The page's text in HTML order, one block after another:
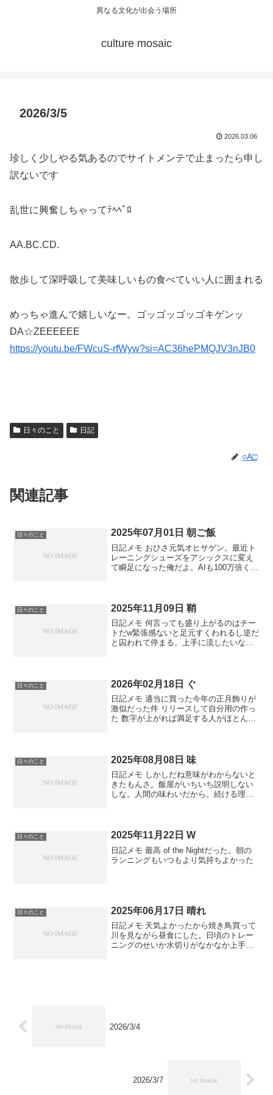
異なる文化が出会う場所
culture mosaic
2026/3/5
2026.03.06
珍しく少しやる気あるのでサイトメンテで止まったら申し
訳ないです
乱世に興奮しちゃってﾃﾍﾍﾟﾛ
AA.BC.CD.
散歩して深呼吸して美味しいもの食べていい人に囲まれる
めっちゃ進んで嬉しいなー。ゴッゴッゴッゴキゲンッ
DA☆ZEEEEEE
https://youtu.be/FWcuS-rfWyw?si=AC36hePMQJV3nJB0
日々のこと 日記
○A□
関連記事
日々のこと 2025年07月01日 朝ご飯
日記メモ おひさ元気オヒサゲン。最近ト
レーニングシューズをアシックスに変え
て瞬足になった俺だよ。AIも100万倍くら
超えてる...
日々のこと 2025年11月09日 鞘
日記メモ 何言っても盛り上がるのはチー
トだw緊張感ないと足元すくわれるし逆だ
と囚われて停まる。上手に流したいな。
るのに新しい機能追加...
日々のこと 2026年02月18日 ぐ
日記メモ 適当に買った今年の正月飾りが
激似だった件 リリースして自分用の作っ
た 数字が上がれば満足する人がほとんど
術力が足りない...
日々のこと 2025年08月08日 味
日記メモ しかしだね意味がわからないと
きたもんさ。飯屋がいちいち説明しない
しな。人間の味わいだから。続ける理
て忙しい。墓参りは行こ...
日々のこと 2025年11月22日 W
日記メモ 最高 of the Nightだった。朝の
ランニングもいつもより気持ちよかった
日々のこと 2025年06月17日 晴れ
日記メモ 天気よかったから焼き鳥買って
川を見ながら昼食にした。日頃のトレー
ニングのせいか水切りがなかなか上手く
2026/3/4
2026/3/7